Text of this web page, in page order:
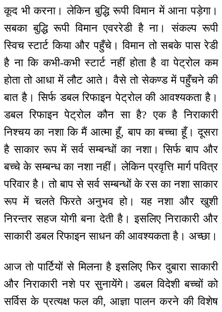
कूद भी करना। लेकिन बुद्धि रूपी विमान में आना पड़ेगा।
सबका बुद्धि रूपी विमान एवररेडी है ना। संकल्प रूपी
स्विच स्टार्ट किया और पहुँचे। विमान तो सबके पास रेडी
है ना कि कभी-कभी स्टार्ट नहीं होता है वा पेट्रोल कम
होता तो आधा में लौट आते। वैसे तो सेकण्ड में पहुँचने की
बात है। सिर्फ डबल रिफाइन पेट्रोल की आवश्यकता है।
डबल रिफाइन पेट्रोल कौन सा है? एक है निराकारी
निश्चय का नशा कि मैं आत्मा हूँ, बाप का बच्चा हूँ। दूसरा
है साकार रूप में सर्व सम्बन्धों का नशा। सिर्फ बाप और
बच्चे के सम्बन्ध का नशा नहीं। लेकिन प्रवृत्ति मार्ग पवित्र
परिवार है। तो बाप से सर्व सम्बन्धों के रस का नशा साकार
रूप में चलते फिरते अनुभव हो। यह नशा और खुशी
निरन्तर सहज योगी बना देती है। इसलिए निराकारी और
साकारी डबल रिफाइन साधन की आवश्यकता है। अच्छा।
आज तो पार्टियों से मिलना है इसलिए फिर दुबारा साकारी
और निराकारी नशे पर सुनायेंगे। डबल विदेशी बच्चों को
सर्विस के प्रत्यक्ष फल की, आज्ञा पालन करने की विशेष